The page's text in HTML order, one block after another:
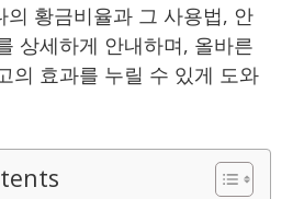
의 황금비율과 그 사용법, 안
상세하게 안내하며, 올바른
의 효과를 누릴 수 있게 도와